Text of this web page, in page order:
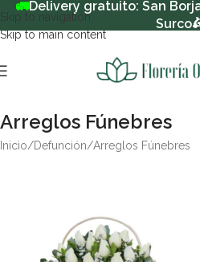
Skip to navigation
Skip to main content
🚛Delivery gratuito: San
Surco
Arreglos Fúnebres
Inicio Defunción Arreglos Fúnebres